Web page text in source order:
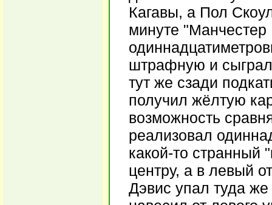
Кагавы, а Пол
минуте
штрафную и сыграл
тут же сзади
получил жёлтую
возможность
реализовал
какой-то странный
центру, а в левый
Дэвис упал туда